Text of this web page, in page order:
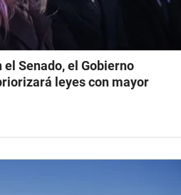
Senado, el Gobierno
leyes con mayor